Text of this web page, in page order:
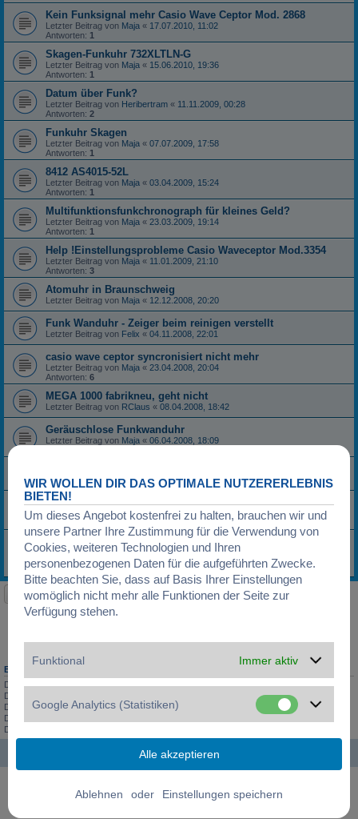
Kein Funksignal mehr Casio Wave Ceptor Mod. 2868
Letzter Beitrag von Maja « 17.07.2010, 11:02
Antworten: 1
Skagen-Funkuhr 732XLTLN-G
Letzter Beitrag von Maja « 15.06.2010, 19:36
Antworten: 1
Datum über Funk?
Letzter Beitrag von Heribertram « 11.11.2009, 00:28
Antworten: 2
Funkuhr Skagen
Letzter Beitrag von Maja « 07.07.2009, 17:58
Antworten: 1
8412 AS4015-52L
Letzter Beitrag von Maja « 03.04.2009, 15:24
Antworten: 1
Multifunktionsfunkchronograph für kleines Geld?
Letzter Beitrag von Maja « 23.03.2009, 19:14
Antworten: 1
Help !Einstellungsprobleme Casio Waveceptor Mod.3354
Letzter Beitrag von Maja « 11.01.2009, 21:10
Antworten: 3
Atomuhr in Braunschweig
Letzter Beitrag von Maja « 12.12.2008, 20:20
Funk Wanduhr - Zeiger beim reinigen verstellt
Letzter Beitrag von Felix « 04.11.2008, 22:01
casio wave ceptor syncronisiert nicht mehr
Letzter Beitrag von Maja « 23.04.2008, 20:04
Antworten: 6
MEGA 1000 fabrikneu, geht nicht
Letzter Beitrag von RClaus « 08.04.2008, 18:42
Geräuschlose Funkwanduhr
Letzter Beitrag von Maja « 06.04.2008, 18:09
Letzter Beitrag vonG-H-L « 27.04.2007, 17:00
Funkuhr ohne Batterie
Letzter Beitrag vonUhrfan«13.03.2007, 07:36
Antworten: 5
Funkuhr weltweit nutzbar?
Letzter Beitrag von UMM «09.03.2007, 00:18
Antworten:15
Neues Thema
BERECHTIGUNGEN IN DIESEM FORUM
Du darfstkeineneuen Themen in diesem Forum erstellen.
Du darfst
Du darfst deine Beiträge in diesem Forumnicht
Du darfst deine Beiträge in diesem Forum
Du darfst
Foren-Übersicht
Deutsche Übersetzung durchphpBB.de
WIR WOLLEN DIR DAS OPTIMALE NUTZERERLEBNIS
BIETEN!
Um dieses Angebot kostenfrei zu halten, brauchen wir und
unsere Partner Ihre Zustimmung für die Verwendung von
Cookies, weiteren Technologien und Ihren
personenbezogenen Daten für die aufgeführten Zwecke.
Bitte beachten Sie, dass auf Basis Ihrer Einstellungen
womöglich nicht mehr alle Funktionen der Seite zur
Verfügung stehen.
Funktional Immer aktiv
Google Analytics (Statistiken)
oder